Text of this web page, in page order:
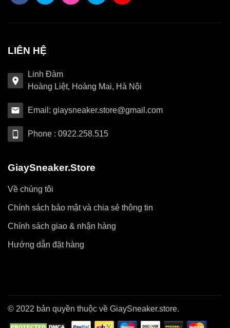
LIÊN HỆ
Linh Đàm
Hoàng Liệt, Hoàng Mai, Hà Nội
Email: giaysneaker.store@gmail.com
Phone : 0922.258.515
GiaySneaker.Store
Về chúng tôi
Chính sách bảo mật và chia sẻ thông tin
Chính sách giao & nhận hàng
Hướng dẫn đặt hàng
© 2022 bản quyền thuộc về GiaySneaker.store.